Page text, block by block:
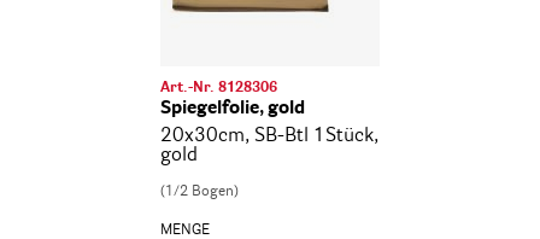
Art.-Nr. 8128306
Spiegelfolie, gold
20x30cm, SB-Btl 1Stück,
gold
(1/2 Bogen)
MENGE